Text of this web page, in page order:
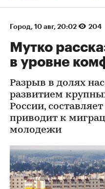
Город⁠, 10 авг, 20:02 204
Мутко
в уровне
Разрыв в долях
развитием
России, составляет
приводит к
молодежи